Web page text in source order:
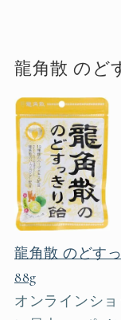
龍角散 のど
龍角散 のどす
88g
オンラインシ